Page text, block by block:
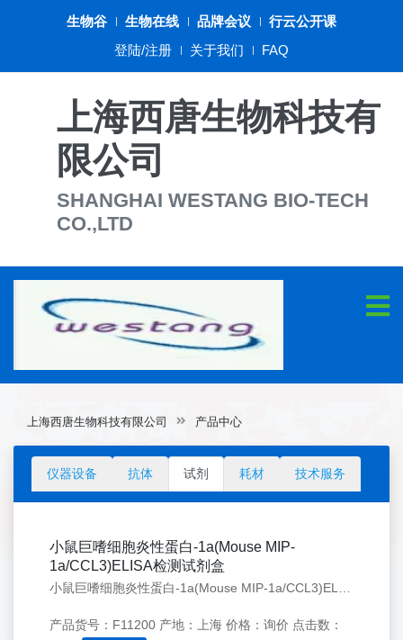
生物谷 生物在线 品牌会议
行云公开课
登陆/注册
关于我们 FAQ
上海西唐生物科技有
限公司
SHANGHAI WESTANG BIO-TECH
CO.,LTD
上海西唐生物科技有限公司 产品中心
仪器设备 抗体 试剂 耗材 技术服务
小鼠巨嗜细胞炎性蛋白-1a(Mouse MIP-
1a/CCL3)ELISA检测试剂盒
产品货号：F11200 产地：上海 价格：询价 点击数：